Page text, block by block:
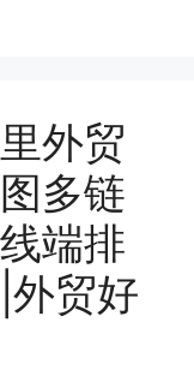
外贸
多链
端排
贸好